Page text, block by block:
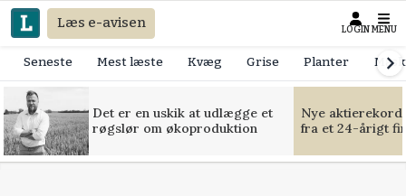
Læs e-avisen LOGIN MENU
Seneste Mest læste Kvæg Grise Planter
Det er en uskik at udlægge et
røgslør om økoproduktion
Nye
fra et 24-årigt